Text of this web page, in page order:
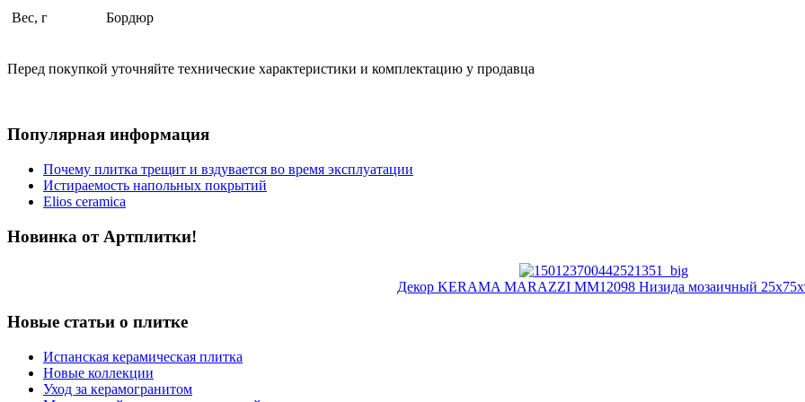
Вес, г
Бордюр
Перед покупкой уточняйте технические характеристики и комплектацию у продавца
Популярная информация
Почему плитка трещит и вздувается во время эксплуатации
Истираемость напольных покрытий
Elios ceramica
Новинка от Артплитки!
Декор KERAMA MARAZZI MM12098 Низида мозаичный
Новые статьи о плитке
Испанская керамическая плитка
Новые коллекции
Уход за керамогранитом